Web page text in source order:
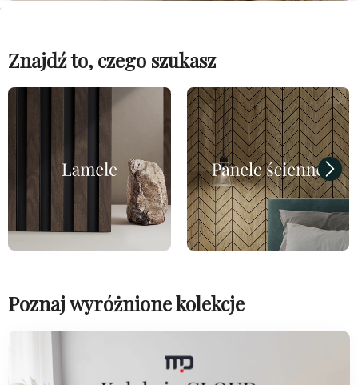
Znajdź to, czego szukasz
Poznaj wyróżnione kolekcje